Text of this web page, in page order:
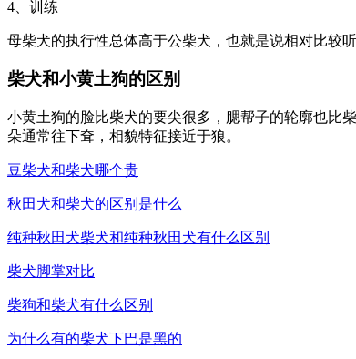
4、训练
母柴犬的执行性总体高于公柴犬，也就是说相对比较
柴犬和小黄土狗的区别
小黄土狗的脸比柴犬的要尖很多，腮帮子的轮廓也比
朵通常往下耷，相貌特征接近于狼。
豆柴犬和柴犬哪个贵
秋田犬和柴犬的区别是什么
纯种秋田犬柴犬和纯种秋田犬有什么区别
柴犬脚掌对比
柴狗和柴犬有什么区别
为什么有的柴犬下巴是黑的